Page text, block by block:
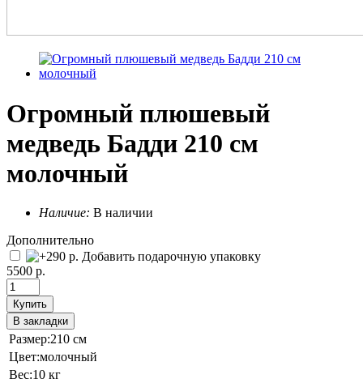
Огромный плюшевый
медведь Бадди 210 см
молочный
Наличие: В наличии
Дополнительно
Добавить подарочную упаковку
5500 р.
Купить
В закладки
Размер:210 см
Цвет:молочный
Вес:10 кг